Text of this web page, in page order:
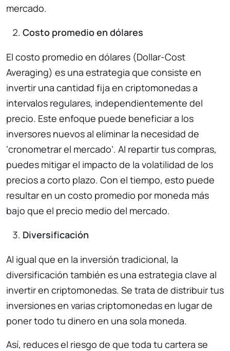
mercado.
Costo promedio en dólares
El costo promedio en dólares (Dollar-Cost
Averaging) es una estrategia que consiste en
invertir una cantidad fija en criptomonedas a
intervalos regulares, independientemente del
precio. Este enfoque puede beneficiar a los
inversores nuevos al eliminar la necesidad de
‘cronometrar el mercado’. Al repartir tus compras,
puedes mitigar el impacto de la volatilidad de los
precios a corto plazo. Con el tiempo, esto puede
resultar en un costo promedio por moneda más
bajo que el precio medio del mercado.
Diversificación
Al igual que en la inversión tradicional, la
diversificación también es una estrategia clave al
invertir en criptomonedas. Se trata de distribuir tus
inversiones en varias criptomonedas en lugar de
poner todo tu dinero en una sola moneda.
Así, reduces el riesgo de que toda tu cartera se